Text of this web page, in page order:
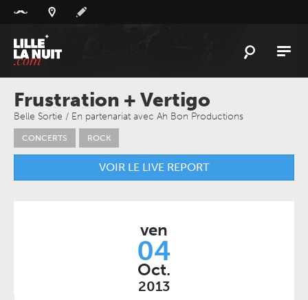
L'ACTU
L'AGENDA
LESLIEUX
REPORT
Frustration + Vertigo
Belle Sortie / En partenariat avec Ah Bon Productions
CONCERTS ROCK
VOIR LE LIVE REPORT
ven
04
Oct.
2013
Panneau de gestion des cookies